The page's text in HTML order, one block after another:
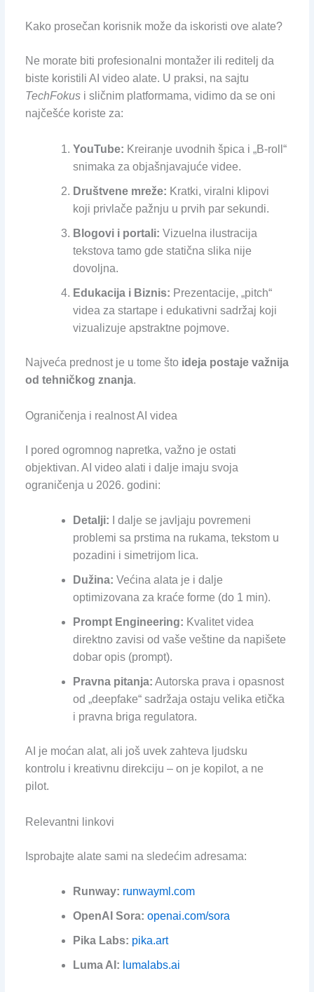
Kako prosečan korisnik može da iskoristi ove alate?
Ne morate biti profesionalni montažer ili reditelj da
biste koristili AI video alate. U praksi, na sajtu
TechFokusi sličnim platformama, vidimo da se oni
najčešće koriste za:
YouTube: Kreiranje uvodnih špica i „B-roll“
snimaka za objašnjavajuće videe.
Društvene mreže: Kratki, viralni klipovi
koji privlače pažnju u prvih par sekundi.
Blogovi i portali: Vizuelna ilustracija
tekstova tamo gde statična slika nije
dovoljna.
Edukacija i Biznis: Prezentacije, „pitch“
videa za startape i edukativni sadržaj koji
vizualizuje apstraktne pojmove.
Najveća prednost je u tome što ideja postaje važnija
od tehničkog znanja.
Ograničenja i realnost AI videa
I pored ogromnog napretka, važno je ostati
objektivan. AI video alati i dalje imaju svoja
ograničenja u 2026. godini:
Detalji: I dalje se javljaju povremeni
problemi sa prstima na rukama, tekstom u
pozadini i simetrijom lica.
Dužina: Većina alata je i dalje
optimizovana za kraće forme (do 1 min).
Prompt Engineering: Kvalitet videa
direktno zavisi od vaše veštine da napišete
dobar opis (prompt).
Pravna pitanja: Autorska prava i opasnost
od „deepfake“ sadržaja ostaju velika etička
i pravna briga regulatora.
AI je moćan alat, ali još uvek zahteva ljudsku
kontrolu i kreativnu direkciju – on je kopilot, a ne
pilot.
Relevantni linkovi
Isprobajte alate sami na sledećim adresama:
Runway: runwayml.com
OpenAI Sora: openai.com/sora
Pika Labs: pika.art
Luma AI: lumalabs.ai